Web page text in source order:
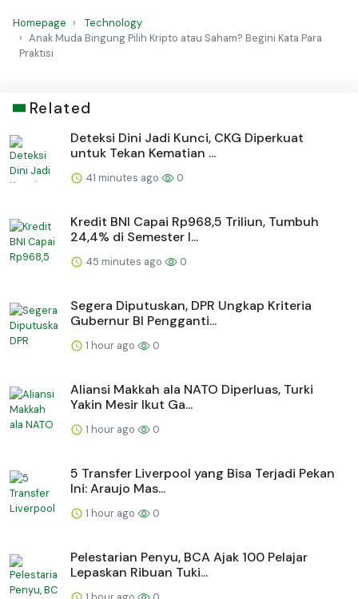
Homepage
Technology
Anak Muda Bingung Pilih Kripto atau Saham? Begini Kata Para
Praktisi
Related
Deteksi Dini Jadi Kunci, CKG Diperkuat
untuk Tekan Kematian ...
41 minutes ago 0
Kredit BNI Capai Rp968,5 Triliun, Tumbuh
24,4% di Semester I...
45 minutes ago 0
Segera Diputuskan, DPR Ungkap Kriteria
Gubernur BI Pengganti...
1 hour ago 0
Aliansi Makkah ala NATO Diperluas, Turki
Yakin Mesir Ikut Ga...
1 hour ago 0
5 Transfer Liverpool yang Bisa Terjadi Pekan
Ini: Araujo Mas...
1 hour ago 0
Pelestarian Penyu, BCA Ajak 100 Pelajar
Lepaskan Ribuan Tuki...